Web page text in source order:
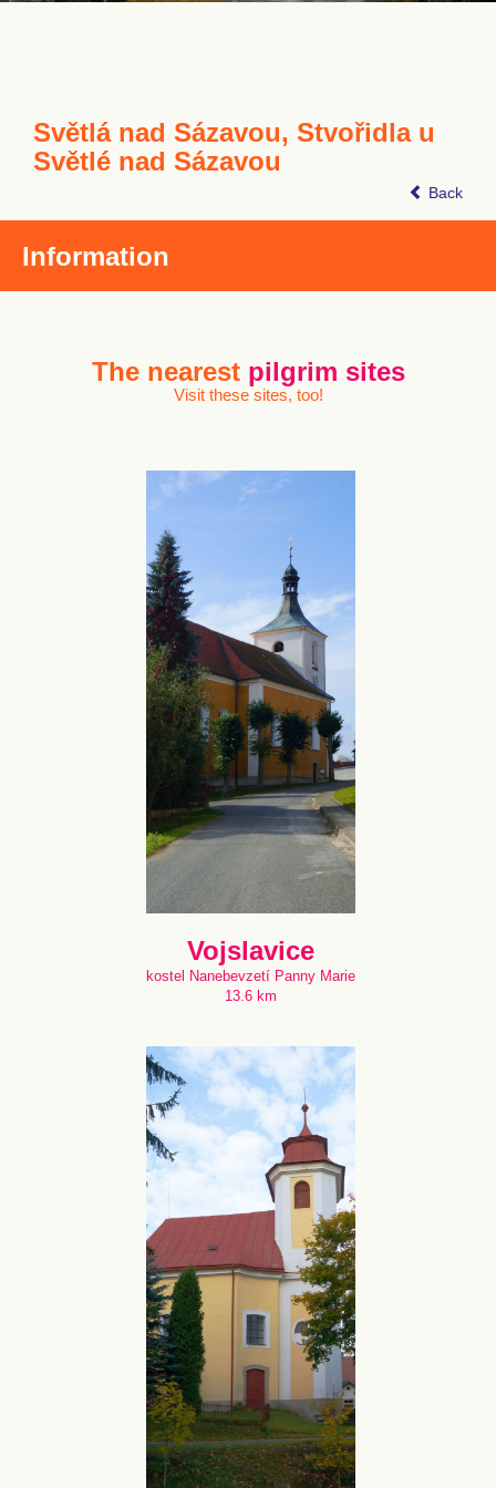
Světlá nad Sázavou, Stvořidla u
Světlé nad Sázavou
Back
Information
The nearest pilgrim sites
Visit these sites, too!
Vojslavice
kostel Nanebevzetí Panny Marie
13.6 km